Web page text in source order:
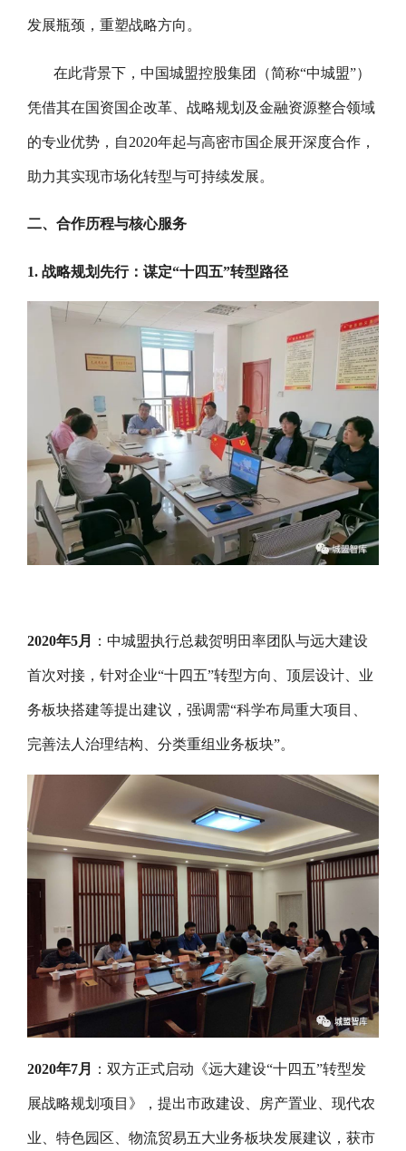
发展瓶颈，重塑战略方向。
在此背景下，中国城盟控股集团（简称“中城盟”）
凭借其在国资国企改革、战略规划及金融资源整合领域
的专业优势，自2020年起与高密市国企展开深度合作，
助力其实现市场化转型与可持续发展。
二、合作历程与核心服务
1. 战略规划先行：谋定“十四五”转型路径
2020年5月 ：中城盟执行总裁贺明田率团队与远大建设
首次对接，针对企业“十四五”转型方向、顶层设计、业
务板块搭建等提出建议，强调需“科学布局重大项目、
完善法人治理结构、分类重组业务板块”。
2020年7月 ：双方正式启动《远大建设“十四五”转型发
展战略规划项目》，提出市政建设、房产置业、现代农
业、特色园区、物流贸易五大业务板块发展建议，获市